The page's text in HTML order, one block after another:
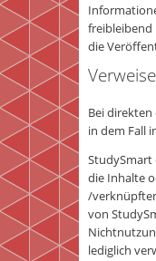
freibleibend
die
Bei
in dem Fall
StudySmart
die Inhalte
/
von
lediglich